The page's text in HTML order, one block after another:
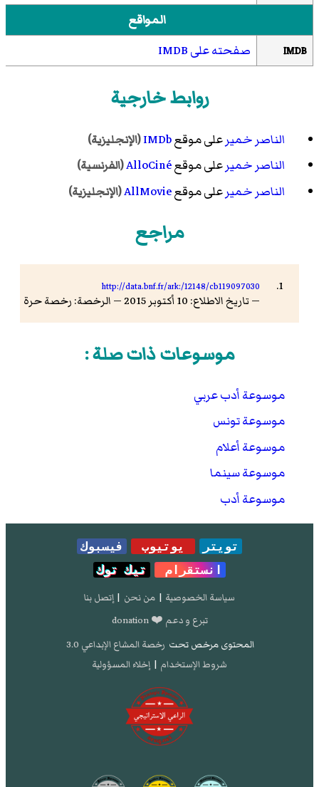
المواقع
IMDB صفحته على IMDB
روابط خارجية
الناصر خميرعلى موقعIMDb(الإنجليزية)
الناصر خميرعلى موقعAlloCiné(الفرنسية)
الناصر خميرعلى موقعAllMovie(الإنجليزية)
مراجع
http://data.bnf.fr/ark:/12148/cb119097030
— تاريخ الاطلاع: 10 أكتوبر 2015 — الرخصة: رخصة حرة
موسوعات ذات صلة :
موسوعة أدب عربي
موسوعة تونس
موسوعة أعلام
موسوعة سينما
موسوعة أدب
تويتر يوتيوب
فيسبوك
انستقرام
تيك توك
سياسة الخصوصية | من نحن | إتصل بنا
تبرع و دعم ❤️ donation
المحتوى مرخص تحت رخصة المشاع الإبداعي 3.0
شروط الإستخدام | إخلاء المسؤولية